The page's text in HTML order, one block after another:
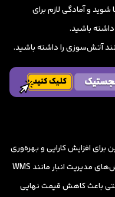
و آمادگی لازم برای
باشید.
آتش‌سوزی را داشته باشید.
افزایش کارایی و بهره‌وری
سازمان است. این سیستم با کمک سایر روش‌های مدیریت انبار مانند WMS
باعث کاهش قیمت نهایی